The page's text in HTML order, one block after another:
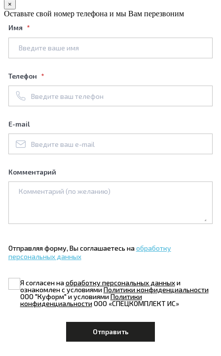
×
Оставьте свой номер телефона и мы Вам перезвоним
Имя
Телефон
E-mail
Комментарий
Отправляя форму, Вы соглашаетесь наобработку
персональных данных
Я согласен наобработку персональных данныхи
ознакомлен с условиямиПолитики конфиденциальности
ООО "Куформ" и условиямиПолитики
конфиденциальностиООО «СПЕЦКОМПЛЕКТ ИС»